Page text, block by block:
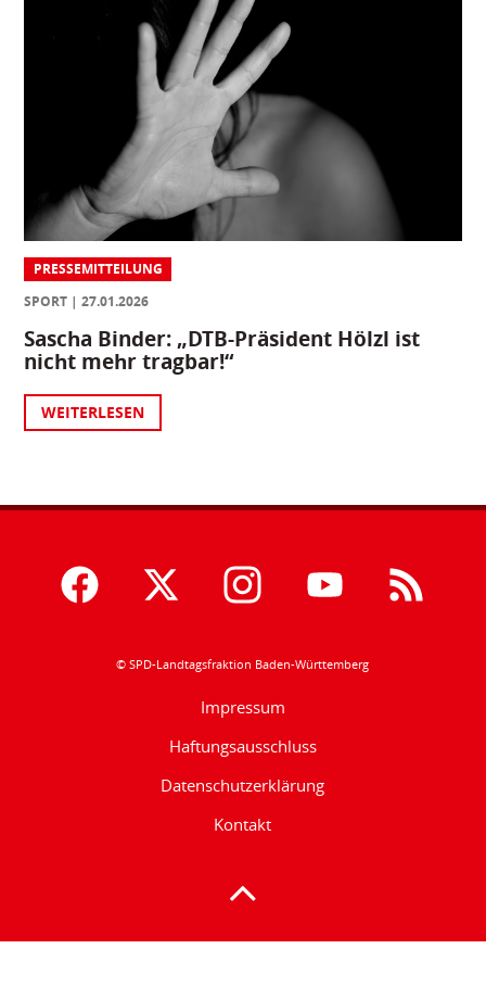
PRESSEMITTEILUNG
SPORT
27.01.2026
Sascha Binder: „DTB-Präsident Hölzl ist
nicht mehr tragbar!“
WEITERLESEN
© SPD-Landtagsfraktion Baden-Württemberg
Impressum
Haftungsausschluss
Datenschutzerklärung
Kontakt